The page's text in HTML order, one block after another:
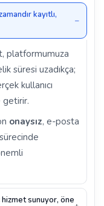
kayıtlı,
platformumuza
süresi uzadıkça;
kullanıcı
getirir.
onaysız, e-posta
sunuyor, öne